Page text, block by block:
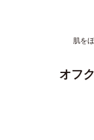
肌を
オフ